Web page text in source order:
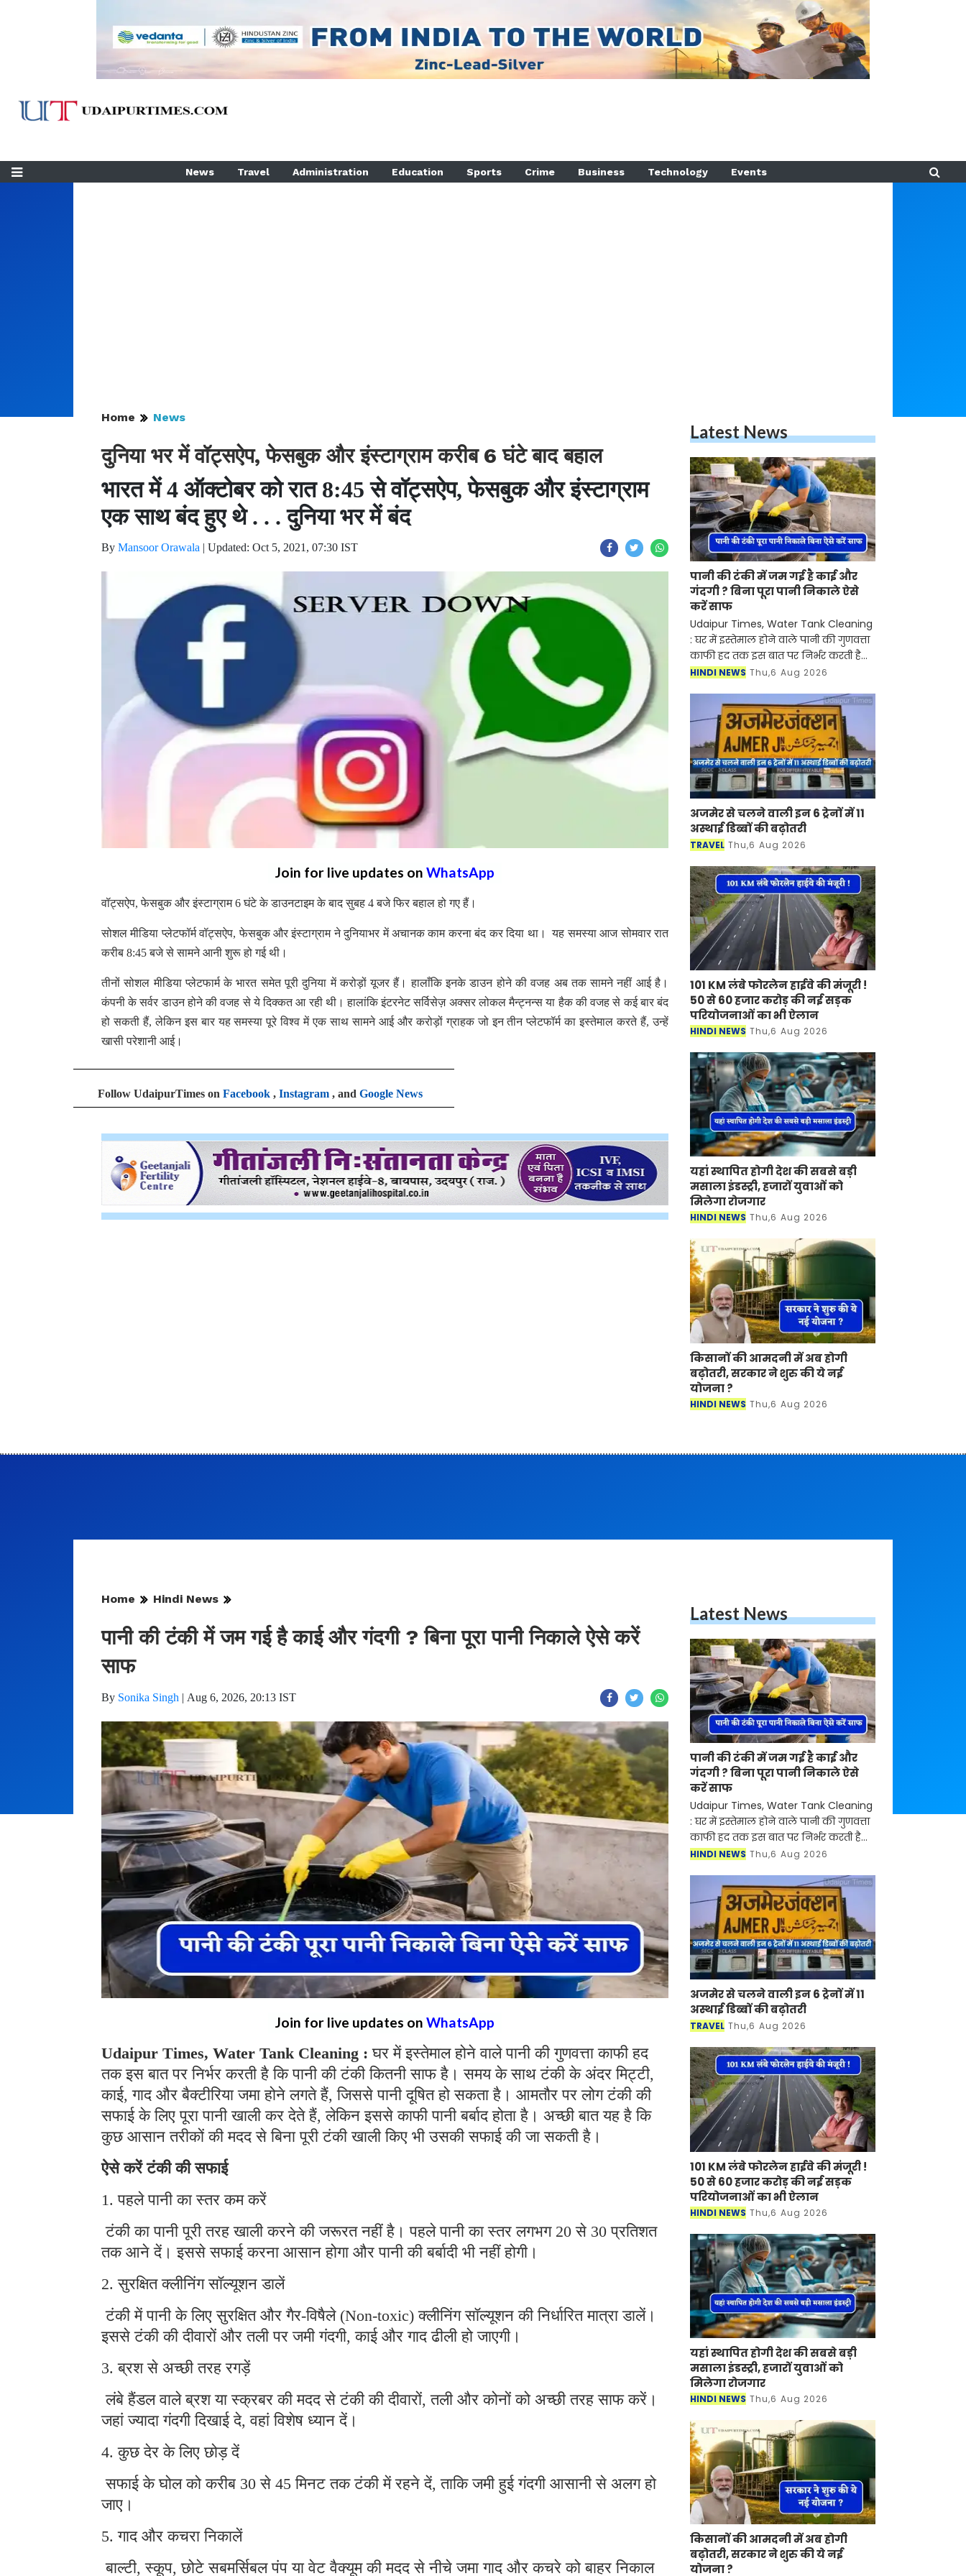
News Travel Administration Education Sports Crime Business Technology Events
Home News
दुनिया भर में वॉट्सऐप, फेसबुक और इंस्टाग्राम करीब 6 घंटे बाद बहाल
भारत में 4 ऑक्टोबर को रात 8:45 सेवॉट्सऐप, फेसबुक और इंस्टाग्राम
एक साथ बंद हुए थे . . . दुनिया भर में बंद
By Mansoor Orawala | Updated: Oct 5, 2021, 07:30 IST
Join for live updates onWhatsApp
करीब 8:45 बजे से सामने आनी शुरू हो गई थी।
तीनों सोशल मीडिया प्लेटफार्म के भारत समेत पूरी दुनिया में करोड़ों यूजर हैं। हालाँकि इनके डाउन होने की वजह अब तक सामने नहीं आई है।
कंपनी के सर्वर डाउन होने की वजह से ये दिक्कत आ रही थी। हालांकि इंटरनेट सर्विसेज़ अक्सर लोकल मैन्ट्नन्स या हैक की वजह से कई बार बंद
हो सकती हैं, लेकिन इस बार यह समस्या पूरे विश्व में एक साथ सामने आई और करोड़ों ग्राहक जो इन तीन प्लेटफॉर्म का इस्तेमाल करते हैं, उन्हें
खासी परेशानी आई।
Latest News
पानी की टंकी में जम गई है काई और
गंदगी ? बिना पूरा पानी निकाले ऐसे
करें साफ
Udaipur Times, Water Tank
Cleaning : घर में इस्तेमाल होने वाले
पानी की गुणवत्ता काफी हद तक इस बात
पर निर्भर करती है कि पानी की टंकी
कितनी साफ है। समय के साथ टंकी के
अंदर मिट्टी, काई, गाद और बैक्टीरिय
HINDI NEWS Thu,6 Aug 2026
अजमेर से चलने वाली इन 6 ट्रेनों में 11
अस्थाई डिब्बों की बढ़ोतरी
TRAVEL Thu,6 Aug 2026
101 KM लंबे फोरलेन हाईवे की मंजूरी
! 50 से 60 हजार करोड़ की नई सड़क
परियोजनाओं का भी ऐलान
HINDI NEWS Thu,6 Aug 2026
यहां स्थापित होगी देश की सबसे बड़ी
मसाला इंडस्ट्री, हजारों युवाओं को
मिलेगा रोजगार
HINDI NEWS Thu,6 Aug 2026
किसानों की आमदनी में अब होगी
बढ़ोतरी, सरकार ने शुरु की ये नई
योजना ?
HINDI NEWS Thu,6 Aug 2026
पानी की टंकी में जम गई है काई और गंदगी ? बिना पूरा पानी निकाले ऐसे करें
साफ
BySonika Singh
Join for live updates onWhatsApp
तक इस बात पर निर्भर करती है कि पानी की टंकी कितनी साफ है। समय के साथ टंकी के अंदर मिट्टी,
काई, गाद और बैक्टीरिया जमा होने लगते हैं, जिससे पानी दूषित हो सकता है। आमतौर पर लोग टंकी की
सफाई के लिए पूरा पानी खाली कर देते हैं, लेकिन इससे काफी पानी बर्बाद होता है। अच्छी बात यह है कि
कुछ आसान तरीकों की मदद से बिना पूरी टंकी खाली किए भी उसकी सफाई की जा सकती है।
ऐसे करें टंकी की सफाई
1. पहले पानी का स्तर कम करें
टंकी का पानी पूरी तरह खाली करने की जरूरत नहीं है। पहले पानी का स्तर लगभग 20 से 30 प्रतिशत
2. सुरक्षित क्लीनिंग सॉल्यूशन डालें
टंकी में पानी के लिए सुरक्षित और गैर-विषैले (Non-toxic) क्लीनिंग सॉल्यूशन की निर्धारित मात्रा डालें।
इससे टंकी की दीवारों और तली पर जमी गंदगी, काई और गाद ढीली हो जाएगी।
3. ब्रश से अच्छी तरह रगड़ें
लंबे हैंडल वाले ब्रश या स्क्रबर की मदद से टंकी की दीवारों, तली और कोनों को अच्छी तरह साफ करें।
4. कुछ देर के लिए छोड़ दें
सफाई के घोल को करीब 30 से 45 मिनट तक टंकी में रहने दें, ताकि जमी हुई गंदगी आसानी से अलग हो
5. गाद और कचरा निकालें
बाल्टी, स्कूप, छोटे सबमर्सिबल पंप या वेट वैक्यूम की मदद से नीचे जमा गाद और कचरे को बाहर निकाल
पानी की टंकी में जम गई है काई और
गंदगी ? बिना पूरा पानी निकाले ऐसे
करें साफ
Udaipur Times, Water Tank
Cleaning : घर में इस्तेमाल होने वाले
पानी की गुणवत्ता काफी हद तक इस बात
पर निर्भर करती है कि पानी की टंकी
कितनी साफ है। समय के साथ टंकी के
अंदर मिट्टी, काई, गाद और बैक्टीरिय
HINDI NEWS Thu,6 Aug 2026
अजमेर से चलने वाली इन 6 ट्रेनों में 11
अस्थाई डिब्बों की बढ़ोतरी
TRAVEL Thu,6 Aug 2026
101 KM लंबे फोरलेन हाईवे की मंजूरी
! 50 से 60 हजार करोड़ की नई सड़क
परियोजनाओं का भी ऐलान
HINDI NEWS Thu,6 Aug 2026
यहां स्थापित होगी देश की सबसे बड़ी
मसाला इंडस्ट्री, हजारों युवाओं को
मिलेगा रोजगार
HINDI NEWS Thu,6 Aug 2026
किसानों की आमदनी में अब होगी
बढ़ोतरी, सरकार ने शुरु की ये नई
योजना ?
HINDI NEWS Thu,6 Aug 2026